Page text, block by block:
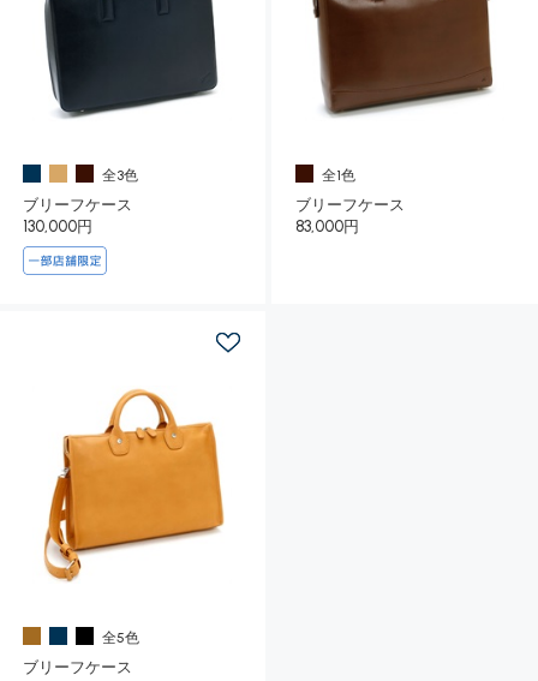
全3色
ブリーフケース
130,000円
全1色
ブリーフケース
83,000円
全5色
ブリーフケース